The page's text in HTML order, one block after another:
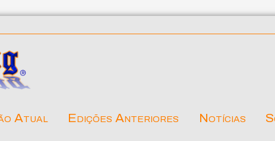
Atual Edições Anteriores Notícias